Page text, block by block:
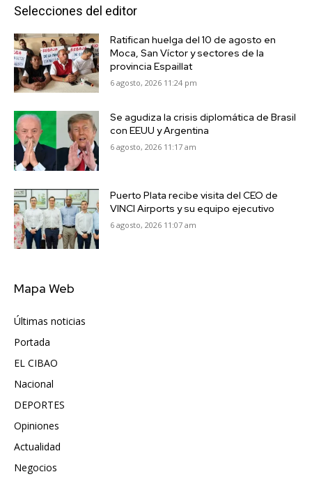
Selecciones del editor
Ratifican huelga del 10 de agosto en
Moca, San Víctor y sectores de la
provincia Espaillat
6 agosto, 2026 11:24 pm
Se agudiza la crisis diplomática de Brasil
con EEUU y Argentina
6 agosto, 2026 11:17 am
Puerto Plata recibe visita del CEO de
VINCI Airports y su equipo ejecutivo
6 agosto, 2026 11:07 am
Mapa Web
Últimas noticias
Portada
EL CIBAO
Nacional
DEPORTES
Opiniones
Actualidad
Negocios